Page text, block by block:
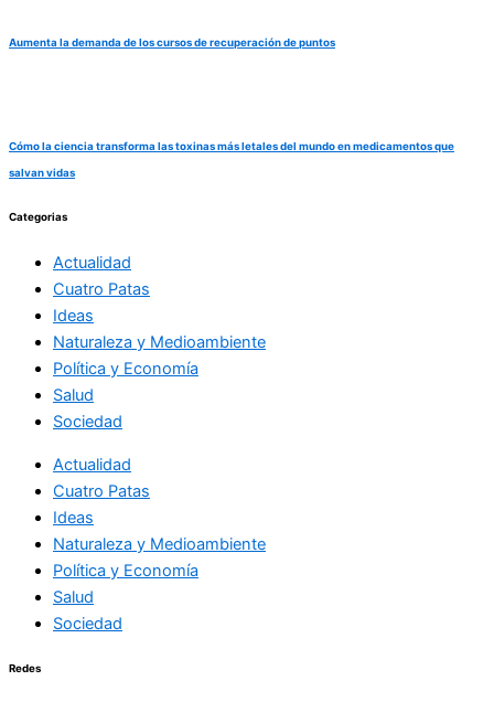
Aumenta la demanda de los cursos de recuperación de puntos
Cómo la ciencia transforma las toxinas más letales del mundo en medicamentos que
salvan vidas
Categorias
Actualidad
Cuatro Patas
Ideas
Naturaleza y Medioambiente
Política y Economía
Salud
Sociedad
Actualidad
Cuatro Patas
Ideas
Naturaleza y Medioambiente
Política y Economía
Salud
Sociedad
Redes